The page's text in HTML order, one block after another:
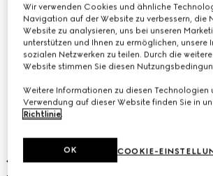
Wir verwenden Cookies und ähnliche
Navigation auf der Website zu verbessern, die
Website zu analysieren, uns bei unseren
unterstützen und Ihnen zu ermöglichen, unsere
sozialen Netzwerken zu teilen. Durch die
Website stimmen Sie diesen
Weitere Informationen zu diesen Technologien
Verwendung auf dieser Website finden Sie in
Richtlinie.
COOKIE-
OK